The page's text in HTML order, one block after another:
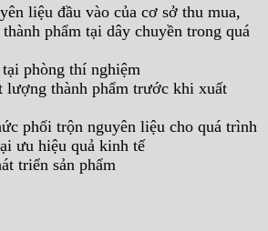
liệu đầu vào của cơ sở thu mua,
phẩm tại dây chuyền trong quá
phòng thí nghiệm
lượng thành phẩm trước khi xuất
phối trộn nguyên liệu cho quá trình
ưu hiệu quả kinh tế
triển sản phẩm